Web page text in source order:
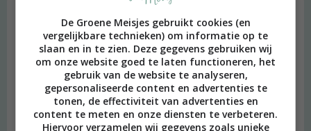
De Groene Meisjes gebruikt cookies (en
vergelijkbare technieken) om informatie op te
slaan en in te zien. Deze gegevens gebruiken wij
om onze website goed te laten functioneren, het
gebruik van de website te analyseren,
gepersonaliseerde content en advertenties te
tonen, de effectiviteit van advertenties en
content te meten en onze diensten te verbeteren.
Hiervoor verzamelen wij gegevens zoals unieke